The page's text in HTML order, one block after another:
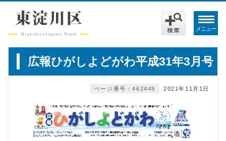
メニュー
広報ひがしよどがわ平成31年3月号
2021年11月1日
ページ番号：462449